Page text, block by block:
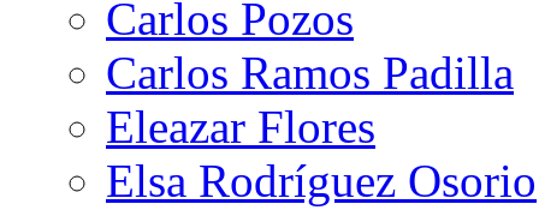
Carlos Pozos
Carlos Ramos Padilla
Eleazar Flores
Elsa Rodríguez Osorio